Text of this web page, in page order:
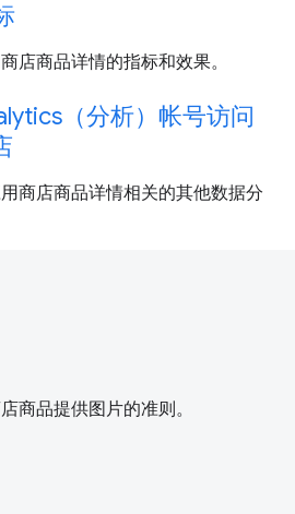
店商品详情的指标和效果。
（分析）帐号访问
商店商品详情相关的其他数据分
商品提供图片的准则。